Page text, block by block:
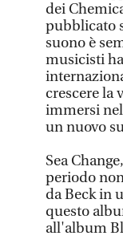
dei
pubblicato
suono è
musicisti
crescere la
immersi
un nuovo
Sea
periodo
da Beck in
questo
all'album